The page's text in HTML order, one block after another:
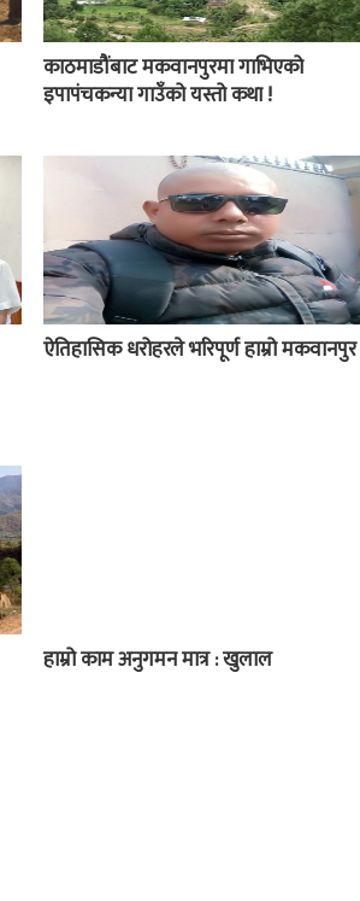
काठमाडौंबाट मकवानपुरमा गाभिएको
इपापंचकन्या गाउँको यस्तो कथा !
ऐतिहासिक धरोहरले भरिपूर्ण हाम्रो मकवानपुर
हाम्रो काम अनुगमन मात्र : खुलाल